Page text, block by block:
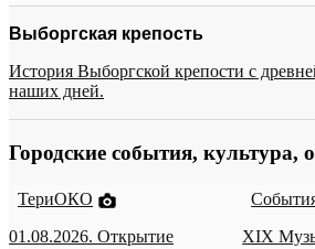
Выборгская крепость
История Выборгской крепости с
наших дней.
Городские события, культура,
ТериОКО
01.08.2026. Открытие
XIX